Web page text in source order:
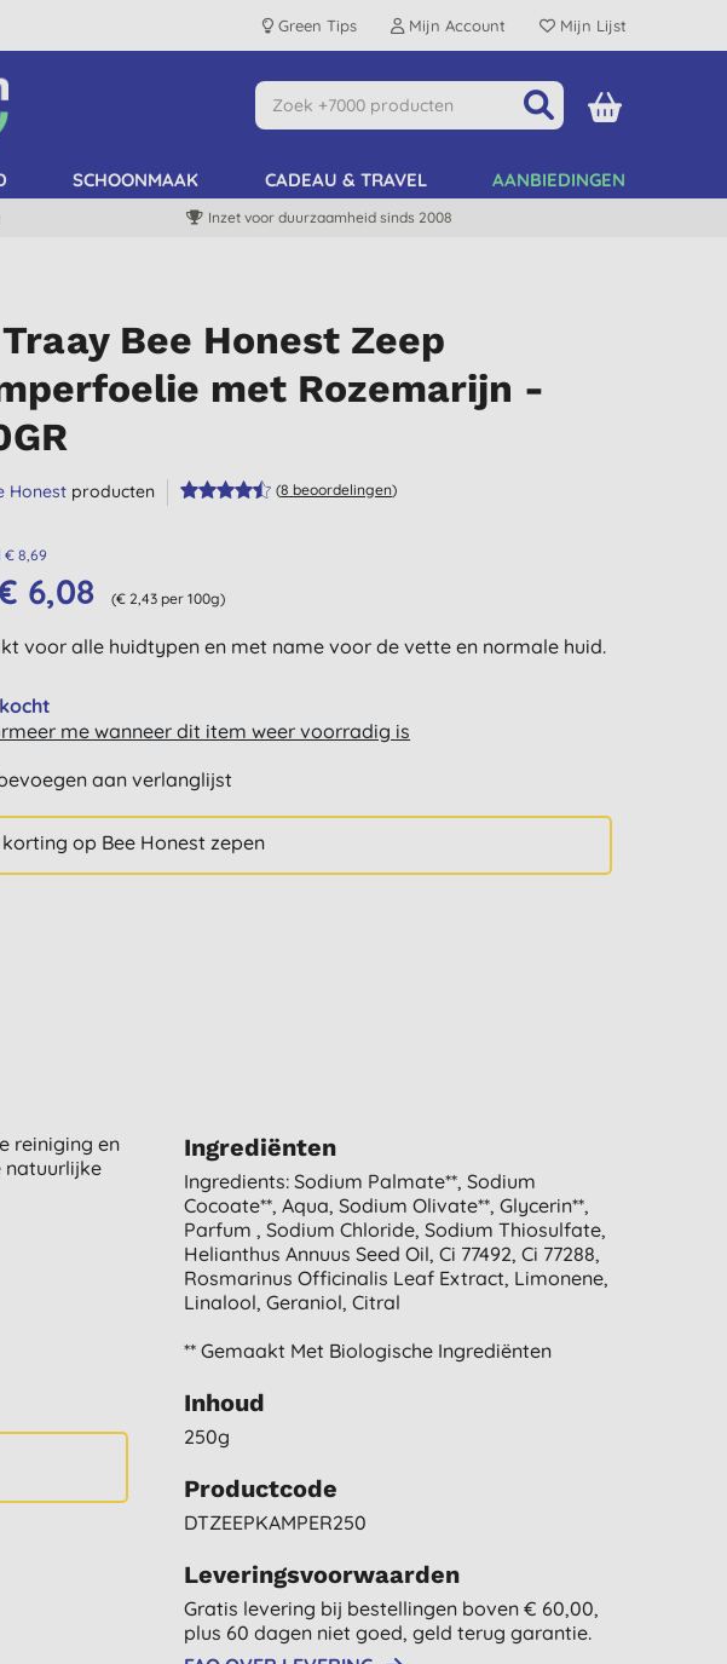
Green Tips Mijn Account Mijn Lijst
SCHOONMAAK CADEAU & TRAVEL AANBIEDINGEN
Inzet voor duurzaamheid sinds 2008
Bee Honest Zeep
met Rozemarijn -
Honest producten (8 beoordelingen)
€ 8,69
6,08 (€ 2,43 per 100g)
voor alle huidtypen en met name voor de vette en normale huid.
me wanneer dit item weer voorradig is
aan verlanglijst
korting op Bee Honest zepen
reiniging en
natuurlijke
Ingrediënten
Ingredients: Sodium Palmate**, Sodium
Cocoate**, Aqua, Sodium Olivate**, Glycerin**,
Parfum , Sodium Chloride, Sodium Thiosulfate,
Helianthus Annuus Seed Oil, Ci 77492, Ci 77288,
Rosmarinus Officinalis Leaf Extract, Limonene,
Linalool, Geraniol, Citral
** Gemaakt Met Biologische Ingrediënten
Inhoud
250g
Productcode
DTZEEPKAMPER250
Leveringsvoorwaarden
Gratis levering bij bestellingen boven € 60,00,
plus 60 dagen niet goed, geld terug garantie.